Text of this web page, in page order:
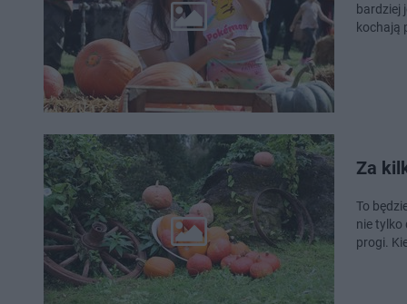
bardziej
kochają
Za
To
nie tylko
progi.